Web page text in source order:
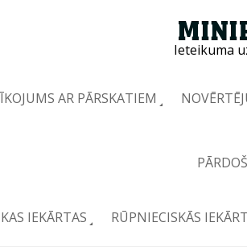
Ieteikuma
AR PĀRSKATIEM
IEKĀRTAS RŪPNIECISKĀS